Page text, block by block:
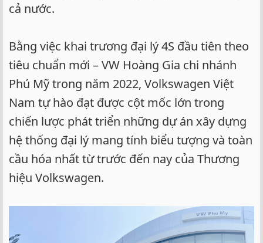
cả nước.
Bằng việc khai trương đại lý 4S đầu tiên theo
tiêu chuẩn mới – VW Hoàng Gia chi nhánh
Phú Mỹ trong năm 2022, Volkswagen Việt
Nam tự hào đạt được cột mốc lớn trong
chiến lược phát triển những dự án xây dựng
hệ thống đại lý mang tính biểu tượng và toàn
cầu hóa nhất từ trước đến nay của Thương
hiệu Volkswagen.